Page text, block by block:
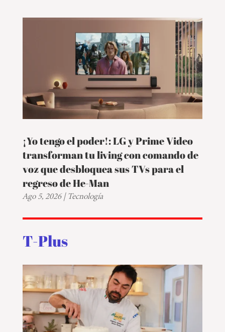
¡Yo tengo el poder!: LG y Prime Video
transforman tu living con comando de
voz que desbloquea sus TVs para el
regreso de He-Man
Ago 5, 2026|Tecnología
T-Plus